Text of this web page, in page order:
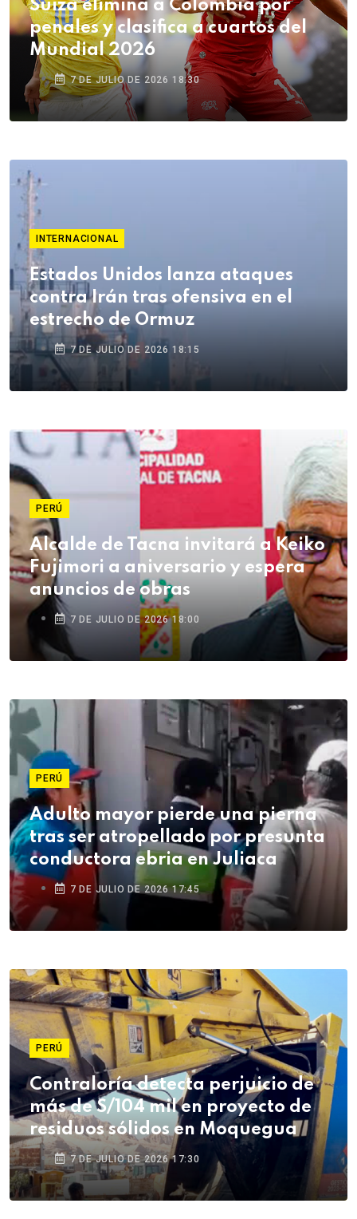
Suiza elimina a Colombia por
penales y clasifica a cuartos del
Mundial 2026
7 DE JULIO DE 2026 18:30
INTERNACIONAL
Estados Unidos lanza ataques
contra Irán tras ofensiva en el
estrecho de Ormuz
7 DE JULIO DE 2026 18:15
PERÚ
Alcalde de Tacna invitará a Keiko
Fujimori a aniversario y espera
anuncios de obras
7 DE JULIO DE 2026 18:00
PERÚ
Adulto mayor pierde una pierna
tras ser atropellado por presunta
conductora ebria en Juliaca
7 DE JULIO DE 2026 17:45
PERÚ
Contraloría detecta perjuicio de
más de S/104 mil en proyecto de
residuos sólidos en Moquegua
7 DE JULIO DE 2026 17:30